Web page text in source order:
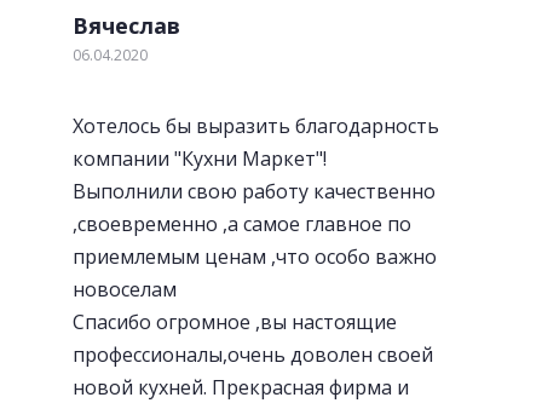
Вячеслав
06.04.2020
Хотелось бы выразить благодарность
компании "Кухни Маркет"!
Выполнили свою работу качественно
,своевременно ,а самое главное по
приемлемым ценам ,что особо важно
новоселам
Спасибо огромное ,вы настоящие
профессионалы,очень доволен своей
новой кухней. Прекрасная фирма и